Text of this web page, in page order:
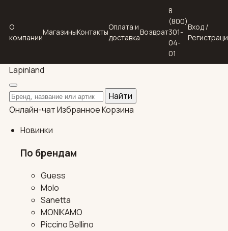
О
компании
МагазиныКонтакты
Оплата и
доставка
Возврат
8
(800)
301-
04-
01
Вход /
Lapinland
Поиск по каталогу
Найти
Онлайн-чатИзбранноеКорзина
Новинки
По брендам
Guess
Molo
Sanetta
MONIKAMO
Piccino Bellino